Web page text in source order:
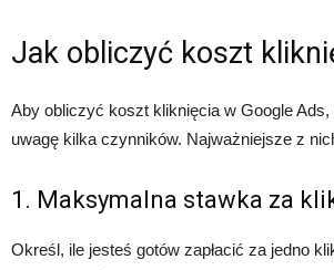
Jak obliczyć koszt
Aby obliczyć koszt kliknięcia w Google
uwagę kilka czynników. Najważniejsze z
1. Maksymalna stawka za
Określ, ile jesteś gotów zapłacić za jedno